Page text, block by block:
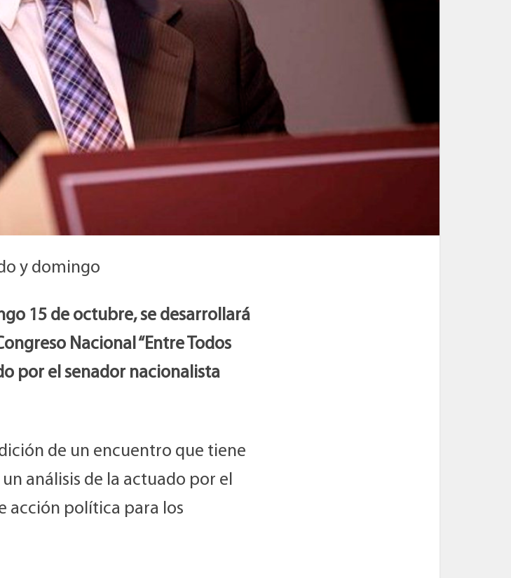
y domingo
15 de octubre, se desarrollará
Nacional “Entre Todos
por el senador nacionalista
de un encuentro que tiene
análisis de la actuado por el
acción política para los